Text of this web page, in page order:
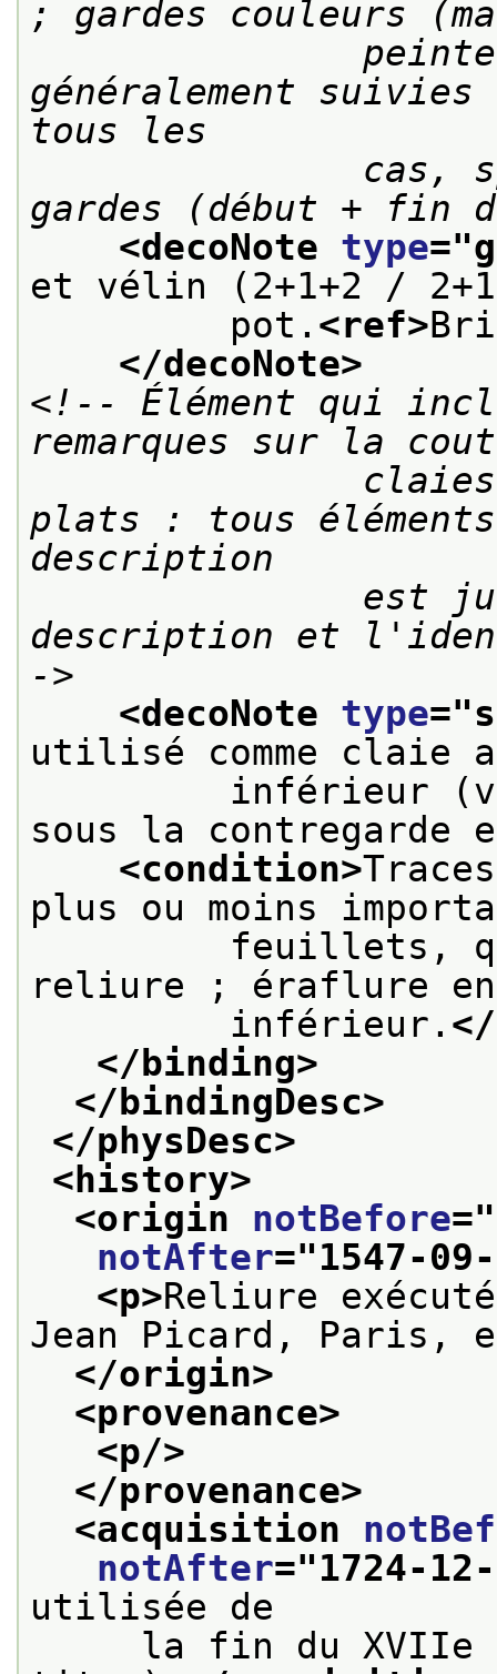
; gardes couleurs
généralement
tous les
gardes (début + fin
<decoNote type="
et vélin (2+1+2 /
pot. <ref>
</decoNote>
<!-- Élément qui
remarques sur la
plats : tous
description
description et
->
<decoNote type="
utilisé comme claie
inférieur
sous la contregarde
<condition>
plus ou moins
feuillets, qui
reliure ; éraflure
inférieur.
</binding>
</bindingDesc>
</physDesc>
<history>
<origin notBefore="
notAfter="1547-
<p>Reliure
Jean Picard, Paris,
</origin>
<provenance>
<p/>
</provenance>
<acquisition
notAfter="1724-
utilisée de
la fin du XVIIe